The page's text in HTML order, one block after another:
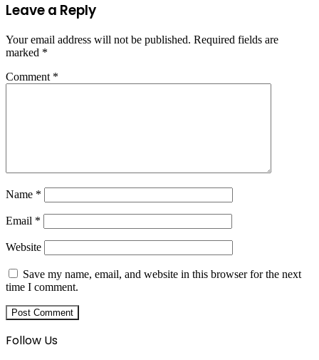
Leave a Reply
Your email address will not be published. Required fields are
marked *
Comment *
Name *
Email *
Website
Save my name, email, and website in this browser for the next
time I comment.
Follow Us